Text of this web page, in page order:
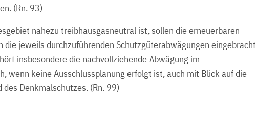
(Rn. 93)
nahezu treibhausgasneutral ist, sollen die erneuerbaren
die jeweils durchzuführenden Schutzgüterabwägungen eingebracht
insbesondere die nachvollziehende Abwägung im
wenn keine Ausschlussplanung erfolgt ist, auch mit Blick auf die
Denkmalschutzes. (Rn. 99)